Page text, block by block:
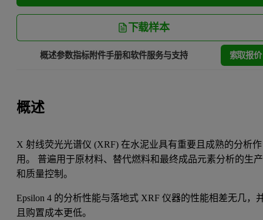
下载样本
概述参数指标附件手册和软件服务与支持 索取报价
概述
X 射线荧光光谱仪 (XRF) 在水泥业具有重要且成熟的分析作
用。 普遍用于原材料、替代燃料和最终成品元素分析的生产
和质量控制。
Epsilon 4 的分析性能与落地式 XRF 仪器的性能相差无几，
且购置成本更低。